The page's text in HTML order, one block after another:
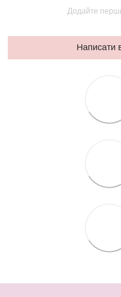
Додайте
Написати